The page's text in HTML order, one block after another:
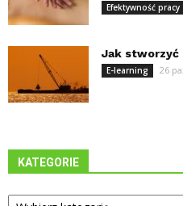
Efektywność pracy
Jak stworzyć
E-learning 26
KATEGORIE
Kategorie